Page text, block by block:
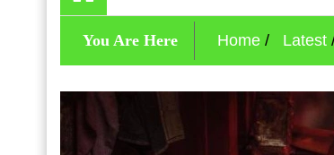
You Are Here Home Latest